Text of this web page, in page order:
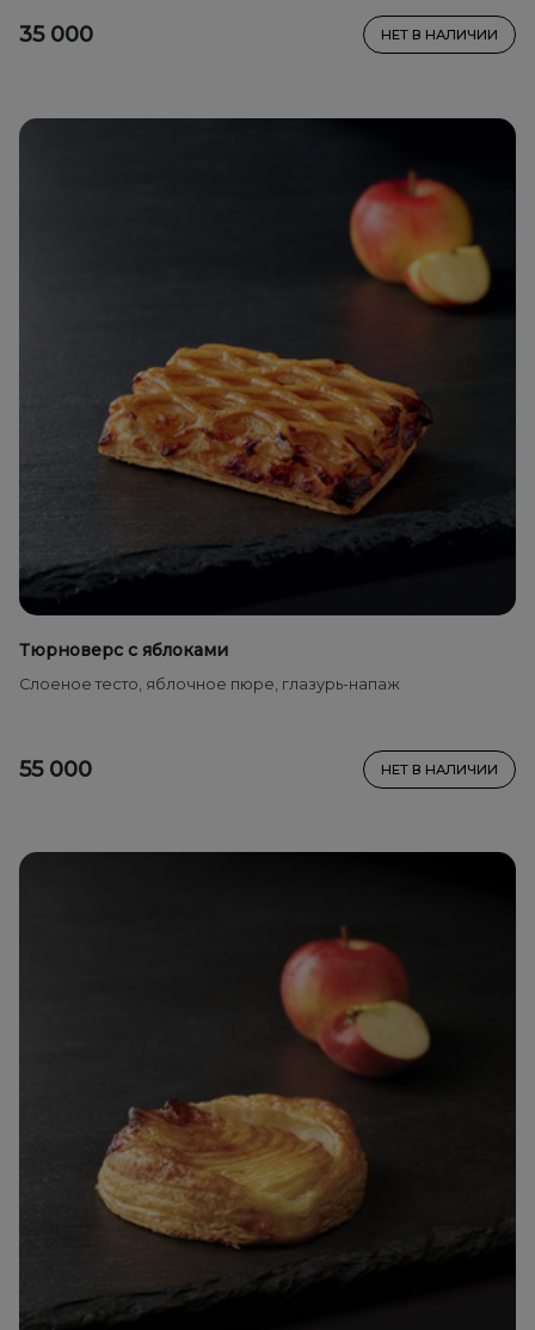
35 000 НЕТ В НАЛИЧИИ
Тюрноверс с яблоками
Cлоеное тесто, яблочное пюре, глазурь-напаж
55 000 НЕТ В НАЛИЧИИ